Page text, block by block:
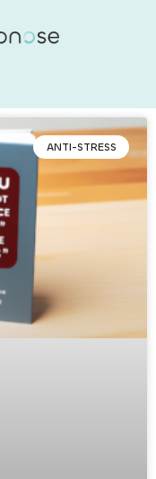
ANTI-STRESS